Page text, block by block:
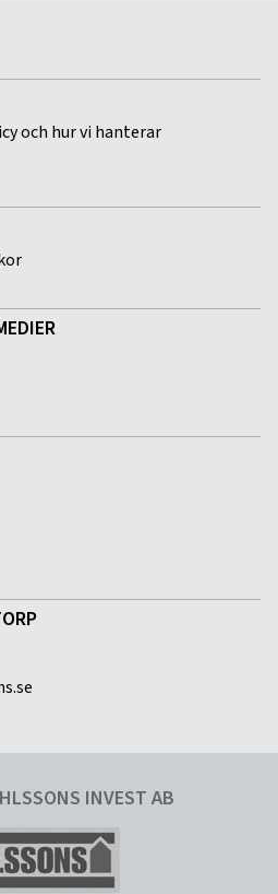
och hur vi hanterar
INVEST AB